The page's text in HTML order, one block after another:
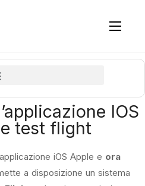
IOS
test flight
iOS Apple e ora
a disposizione un sistema